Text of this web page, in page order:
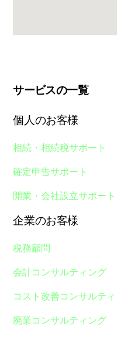
サービスの一覧
個人のお客様
相続・相続税サポート
確定申告サポート
開業・会社設立サポート
企業のお客様
税務顧問
会計コンサルティング
コスト改善コンサルテ
廃業コンサルティング